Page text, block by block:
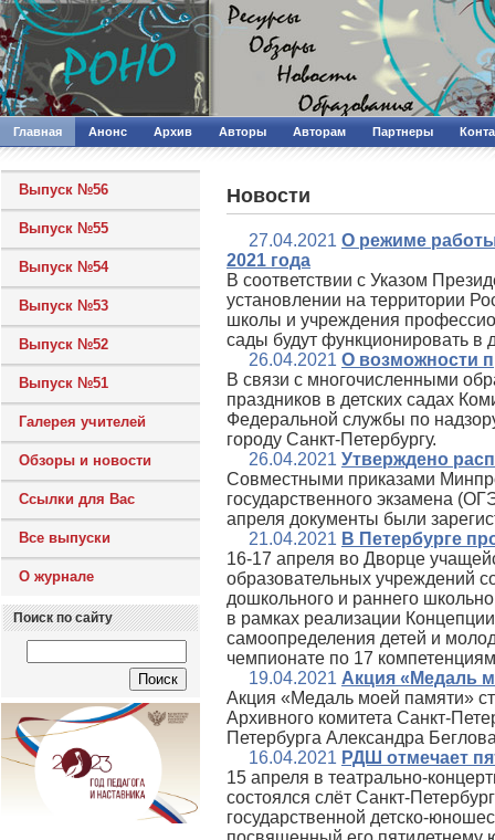
Главная Анонс Архив Авторы Авторам Партнеры
Выпуск №56
Выпуск №55
Выпуск №54
Выпуск №53
Выпуск №52
Выпуск №51
Галерея учителей
Обзоры и новости
Ссылки для Вас
Все выпуски
О журнале
Поиск по сайту
Новости
27.04.2021 О режиме
2021 года
В соответствии с Указом
установлении на территории
школы и учреждения
сады будут функционировать в
26.04.2021 О возможности
В связи с многочисленными
праздников в детских садах
Федеральной службы по
городу Санкт-Петербургу.
26.04.2021 Утверждено
Совместными приказами
государственного экзамена
апреля документы были
21.04.2021 В Петербурге
16-17 апреля во Дворце
образовательных учреждений
дошкольного и раннего
в рамках реализации
самоопределения детей и
чемпионате по 17
19.04.2021 Акция «Медаль
Акция «Медаль моей памяти»
Архивного комитета Санкт-
Петербурга Александра
16.04.2021 РДШ отмечает
15 апреля в театрально-
состоялся слёт Санкт-
государственной детско-